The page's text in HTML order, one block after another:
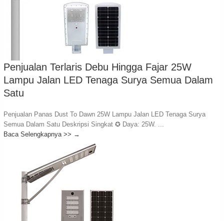
Penjualan Terlaris Debu Hingga Fajar 25W
Lampu Jalan LED Tenaga Surya Semua Dalam
Satu
Penjualan Panas Dust To Dawn 25W Lampu Jalan LED Tenaga Surya
Semua Dalam Satu Deskripsi Singkat ✪ Daya: 25W. ...
Baca Selengkapnya >> →